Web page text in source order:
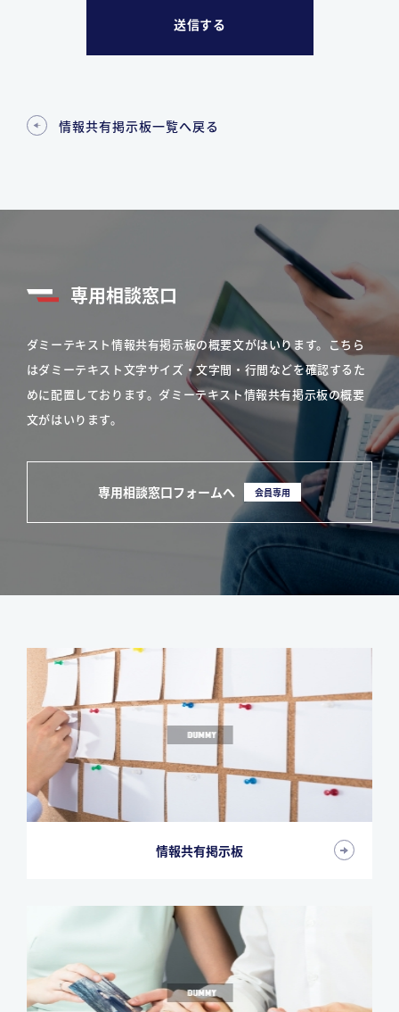
情報共有掲示板一覧へ戻る
専用相談窓口
ダミーテキスト情報共有掲示板の概要文がはいります。こちら
はダミーテキスト文字サイズ・文字間・行間などを確認するた
めに配置しております。ダミーテキスト情報共有掲示板の概要
文がはいります。
専用相談窓口フォームへ 会員専用
情報共有掲示板